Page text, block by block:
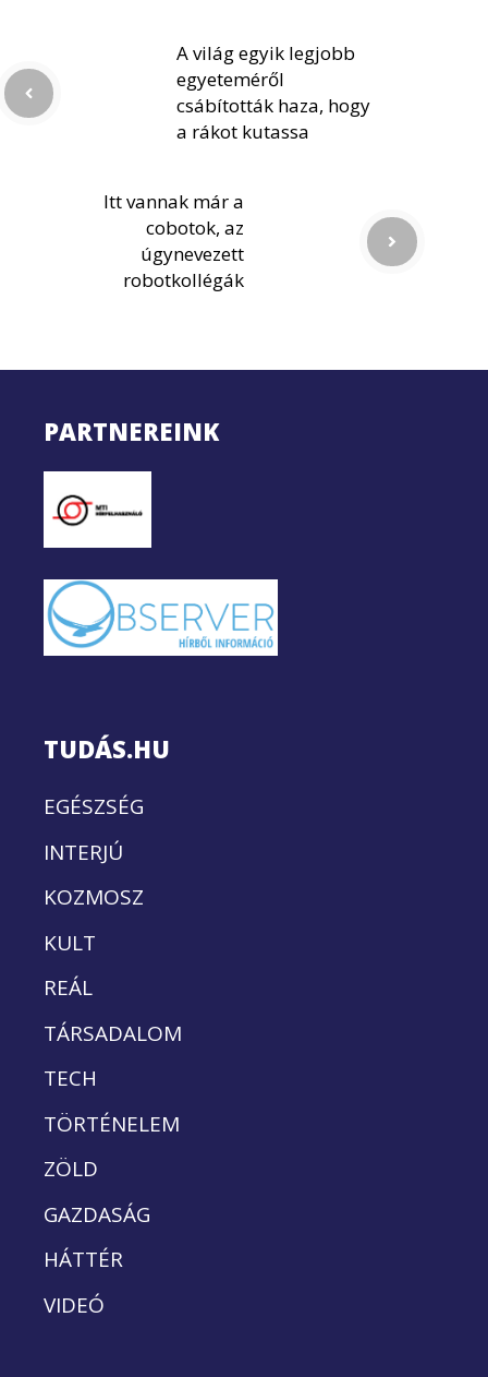
A világ egyik legjobb
egyeteméről
csábították haza, hogy
a rákot kutassa
Itt vannak már a
cobotok, az
úgynevezett
robotkollégák
PARTNEREINK
TUDÁS.HU
EGÉSZSÉG
INTERJÚ
KOZMOSZ
KULT
REÁL
TÁRSADALOM
TECH
TÖRTÉNELEM
ZÖLD
GAZDASÁG
HÁTTÉR
VIDEÓ